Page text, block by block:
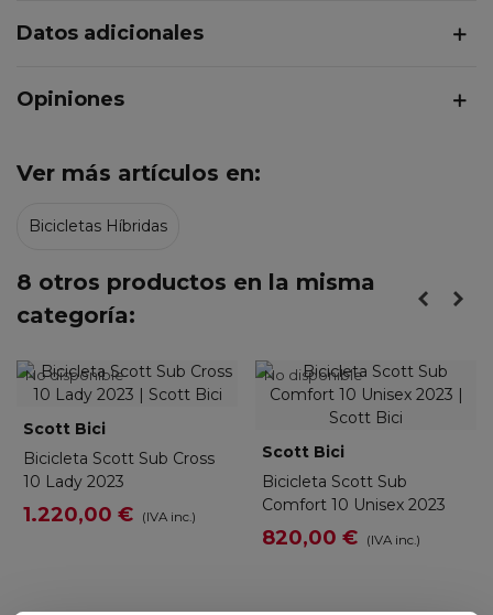
Datos adicionales
Opiniones
Ver más artículos en:
Bicicletas Híbridas
8 otros productos en la misma
categoría:
No disponible
Scott Bici
Bicicleta Scott Sub Cross
10 Lady 2023
1.220,00 € (IVA inc.)
No disponible
Scott Bici
Bicicleta Scott Sub
Comfort 10 Unisex 2023
820,00 € (IVA inc.)